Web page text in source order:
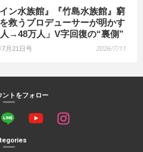
イン水族館』『竹島水族館』窮
救うプロデューサーが明かす
人→48万人」V字回復の“裏側”
7月21日号 2026/7/11
ントをフォロー